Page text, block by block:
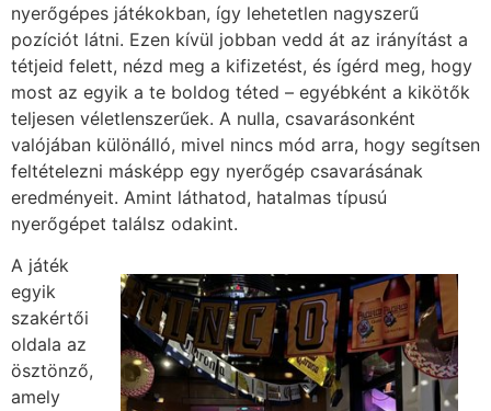
nyerőgépes játékokban, így lehetetlen nagyszerű
pozíciót látni. Ezen kívül jobban vedd át az irányítást a
tétjeid felett, nézd meg a kifizetést, és ígérd meg, hogy
most az egyik a te boldog téted – egyébként a kikötők
teljesen véletlenszerűek. A nulla, csavarásonként
valójában különálló, mivel nincs mód arra, hogy segítsen
feltételezni másképp egy nyerőgép csavarásának
eredményeit. Amint láthatod, hatalmas típusú
nyerőgépet találsz odakint.
A játék
egyik
szakértői
oldala az
ösztönző,
amely